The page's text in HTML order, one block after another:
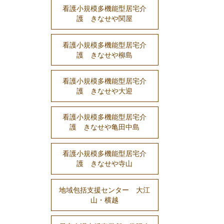
看護小規模多機能型居宅介
護 きなせや関屋
看護小規模多機能型居宅介
護 きなせや柳島
看護小規模多機能型居宅介
護 きなせや大迎
看護小規模多機能型居宅介
護 きなせや亀田中島
看護小規模多機能型居宅介
護 きなせや寺山
地域包括支援センター 大江
山・横越